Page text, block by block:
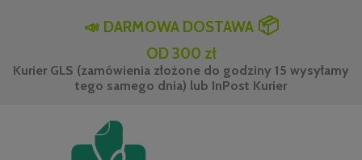
📣 DARMOWA DOSTAWA📦
OD 300 zł
Kurier GLS (zamówienia złożone do godziny 15 wysyłamy
tego samego dnia) lub InPost Kurier